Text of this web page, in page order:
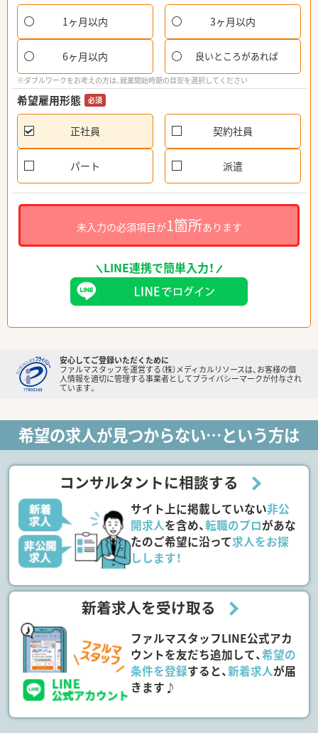
1ヶ月以内 3ヶ月以内
6ヶ月以内 良いところがあれば
※ダブルワークをお考えの方は、就業開始時期の目安を選択してください
希望雇用形態 必須
正社員 契約社員
パート 派遣
未入力の必須項目が1箇所あります
LINE連携で簡単入力！
安心してご登録いただくために
ファルマスタッフを運営する（株）メディカルリソースは、お客様の個
人情報を適切に管理する事業者としてプライバシーマークが付与され
ています。
希望の求人が見つからない…という方は
コンサルタントに相談する
サイト上に掲載していない非公
開求人を含め、転職のプロがあな
たのご希望に沿って求人をお探
しします！
新着求人を受け取る
ファルマスタッフLINE公式アカ
ウントを友だち追加して、希望の
条件を登録すると、新着求人が届
きます♪